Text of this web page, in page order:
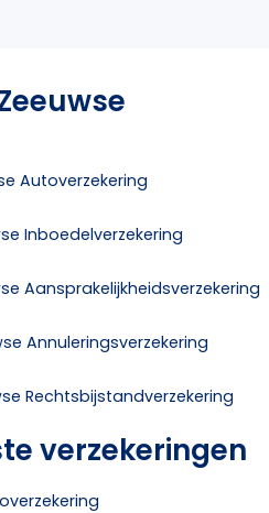
Autoverzekering
Inboedelverzekering
Aansprakelijkheidsverzekering
Annuleringsverzekering
Rechtsbijstandverzekering
verzekeringen